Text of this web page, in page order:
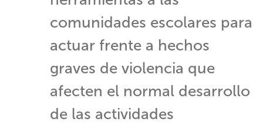
comunidades escolares para
actuar frente a hechos
graves de violencia que
afecten el normal desarrollo
de las actividades